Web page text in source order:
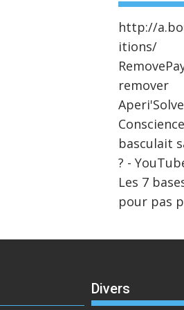
http://
itions/
remover
basculait
? -
Les 7
pour pas
Divers